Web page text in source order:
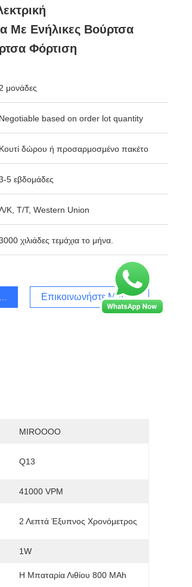
Με Ενήλικες Βούρτσα
Φόρτιση
2 μονάδες
Negotiable based on order lot quantity
Κουτί δώρου ή προσαρμοσμένο πακέτο
5 εβδομάδες
Κ, Τ/Τ, Western Union
χιλιάδες τεμάχια το μήνα.
Επικοινωνήστε Μαζί Μας
MIROOOO
Q13
41000 VPM
2 Λεπτά Έξυπνος Χρονόμετρος
1W
Η Μπαταρία Λιθίου 800 MAh